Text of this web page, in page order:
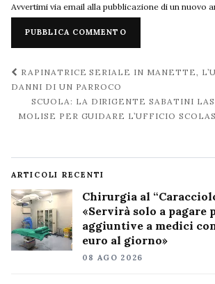
Avvertimi via email alla pubblicazione di un nuovo
Navigazione
post
RAPINATRICE SERIALE IN MANETTE,
DANNI DI UN PARROCO
SCUOLA: LA DIRIGENTE SABATINI
MOLISE PER GUIDARE L’UFFICIO
ARTICOLI RECENTI
Chirurgia al
«Servirà solo a pagare
aggiuntive a medici
euro al giorno»
08 AGO 2026